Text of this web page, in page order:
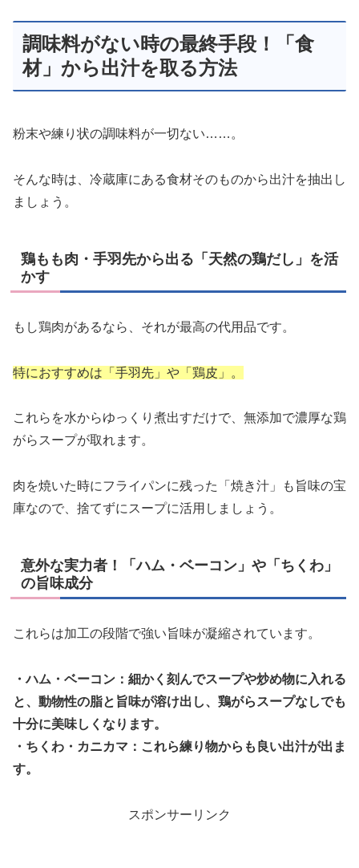
調味料がない時の最終手段！「食
材」から出汁を取る方法
粉末や練り状の調味料が一切ない……。
そんな時は、冷蔵庫にある食材そのものから出汁を抽出し
ましょう。
鶏もも肉・手羽先から出る「天然の鶏だし」を活
かす
もし鶏肉があるなら、それが最高の代用品です。
特におすすめは「手羽先」や「鶏皮」。
これらを水からゆっくり煮出すだけで、無添加で濃厚な鶏
がらスープが取れます。
肉を焼いた時にフライパンに残った「焼き汁」も旨味の宝
庫なので、捨てずにスープに活用しましょう。
意外な実力者！「ハム・ベーコン」や「ちくわ」
の旨味成分
これらは加工の段階で強い旨味が凝縮されています。
・ハム・ベーコン：細かく刻んでスープや炒め物に入れる
と、動物性の脂と旨味が溶け出し、鶏がらスープなしでも
十分に美味しくなります。
・ちくわ・カニカマ：これら練り物からも良い出汁が出ま
す。
スポンサーリンク